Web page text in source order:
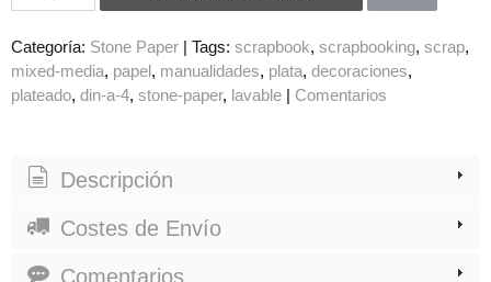
Categoría: Stone Paper | Tags: scrapbook scrapbooking scrap
mixed-media papel manualidades plata decoraciones
plateado din-a-4 stone-paper lavable | Comentarios
Descripción
Costes de Envío
Comentarios